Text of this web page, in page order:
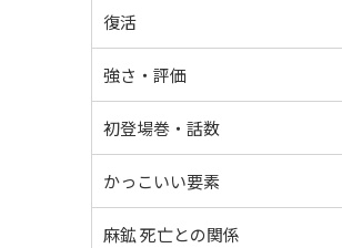
復活
強さ・評価
初登場巻・話数
かっこいい要素
麻鉱 死亡との関係